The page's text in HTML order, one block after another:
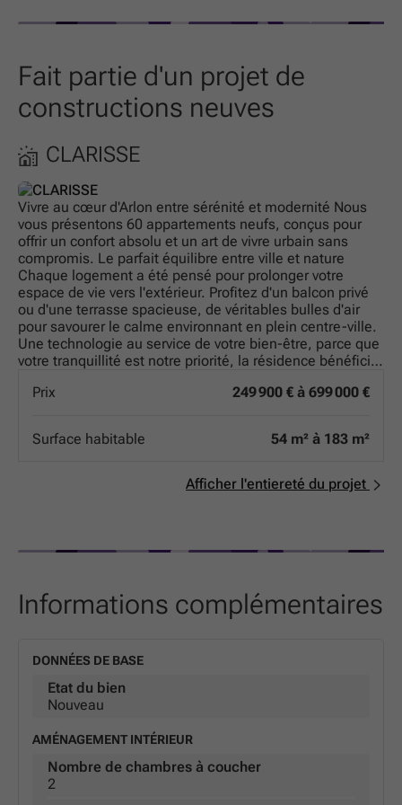
Fait partie d'un projet de
constructions neuves
CLARISSE
Vivre au cœur d'Arlon entre sérénité et modernité Nous
vous présentons 60 appartements neufs, conçus pour
offrir un confort absolu et un art de vivre urbain sans
compromis. Le parfait équilibre entre ville et nature
Chaque logement a été pensé pour prolonger votre
espace de vie vers l'extérieur. Profitez d'un balcon privé
ou d'une terrasse spacieuse, de véritables bulles d'air
pour savourer le calme environnant en plein centre-ville.
Une technologie au service de votre bien-être, parce que
votre tranquillité est notre priorité, la résidence bénéficie
de haute performance : pour un intérieur douillet en
Isolation phonique de pointe : pour vous garantir un
cocon de silence, loin de l'agitation urbaine. Que vous
allient esthétique contemporaine et durabilité au cœur
de l'une des villes les plus dynamiques de la région. Ne
Prix 249 900 € à 699 000 €
Surface habitable 54 m² à 183 m²
Afficher l'entiereté du projet
Informations complémentaires
DONNÉES DE BASE
Etat du bien
Nouveau
AMÉNAGEMENT INTÉRIEUR
Nombre de chambres à coucher
2